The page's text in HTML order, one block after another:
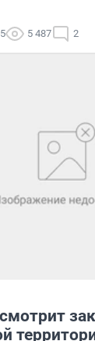
5 487 2